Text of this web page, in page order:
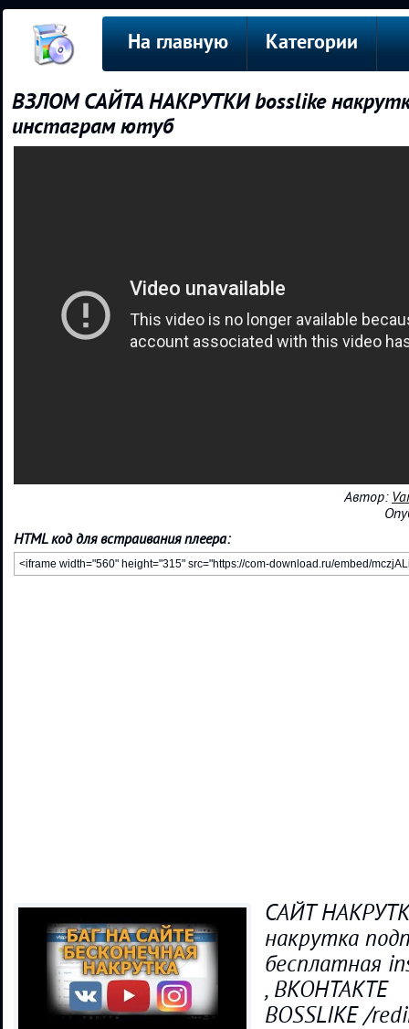
На главную Категории
ВЗЛОМ САЙТА НАКРУТКИ bosslike
инстаграм ютуб
Автор:
HTML код для встраивания плеера:
САЙТ
накрутка
бесплатная
, ВКОНТАКТЕ
BOSSLIKE /